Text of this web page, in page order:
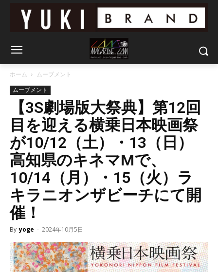
ホーム
ムーブメント
ムーブメント
【3S劇場版大祭典】第12回
目を迎える横乗日本映画祭
が10/12（土）・13（日）
高知県のキネマMで、
10/14（月）・15（火）ラ
キラニオンザビーチにて開
催！
By yoge - 2024年10月5日